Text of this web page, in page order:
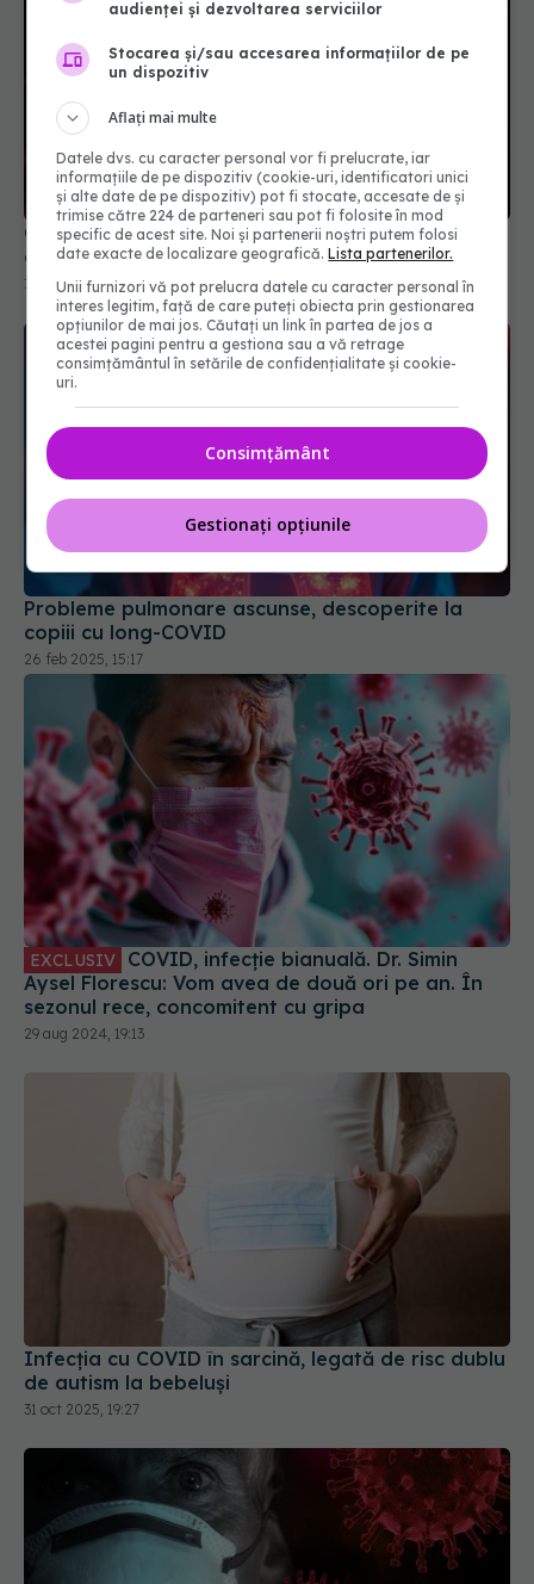
Ceața cerebrală din Long COVID, descifrată. De
ce milioane de oameni au pierderi de memorie
13 oct 2025, 08:27
Probleme pulmonare ascunse, descoperite la
copiii cu long-COVID
26 feb 2025, 15:17
EXCLUSIV
Aysel Florescu: Vom avea de două ori pe an. În
sezonul rece, concomitent cu gripa
29 aug 2024, 19:13
Infecția cu COVID în sarcină, legată de risc dublu
de autism la bebeluși
31 oct 2025, 19:27
audienței și dezvoltarea serviciilor
Stocarea și/sau accesarea informațiilor de pe
un dispozitiv
Aflați mai multe
Datele dvs. cu caracter personal vor fi prelucrate, iar
informațiile de pe dispozitiv (cookie-uri, identificatori unici
și alte date de pe dispozitiv) pot fi stocate, accesate de și
trimise către 224 de parteneri sau pot fi folosite în mod
specific de acest site. Noi și partenerii noștri putem folosi
date exacte de localizare geografică.Lista partenerilor.
Unii furnizori vă pot prelucra datele cu caracter personal în
interes legitim, față de care puteți obiecta prin gestionarea
opțiunilor de mai jos. Căutați un link în partea de jos a
acestei pagini pentru a gestiona sau a vă retrage
consimțământul în setările de confidențialitate și cookie-
uri.
Consimțământ
Gestionați opțiunile